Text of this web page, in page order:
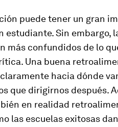
puede tener un gran
estudiante. Sin embargo,
más confundidos de lo
Una buena
hacia dónde
que dirigirnos después.
en realidad
las escuelas exitosas